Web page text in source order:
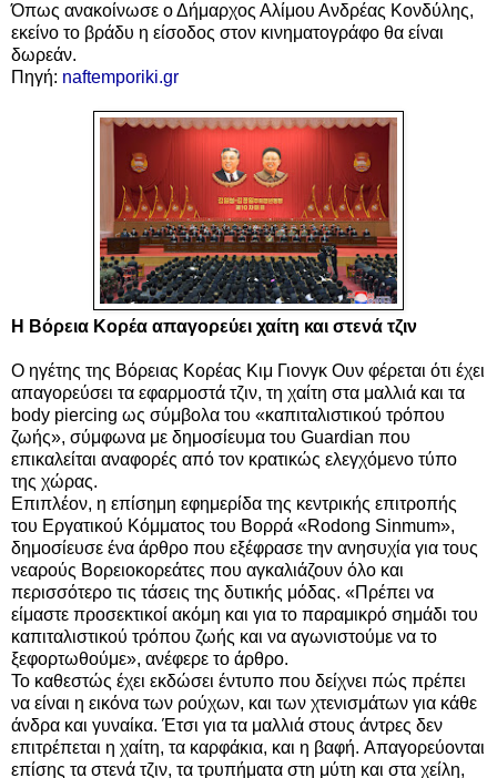
Όπως ανακοίνωσε ο Δήμαρχος Αλίμου Ανδρέας Κονδύλης,
εκείνο το βράδυ η είσοδος στον κινηματογράφο θα είναι
δωρεάν.
Πηγή: naftemporiki.gr
Η Βόρεια Κορέα απαγορεύει χαίτη και στενά τζιν
Ο ηγέτης της Βόρειας Κορέας Κιμ Γιονγκ Ουν φέρεται ότι έχει
απαγορεύσει τα εφαρμοστά τζιν, τη χαίτη στα μαλλιά και τα
body piercing ως σύμβολα του «καπιταλιστικού τρόπου
ζωής», σύμφωνα με δημοσίευμα του Guardian που
επικαλείται αναφορές από τον κρατικώς ελεγχόμενο τύπο
της χώρας.
Επιπλέον, η επίσημη εφημερίδα της κεντρικής επιτροπής
του Εργατικού Κόμματος του Βορρά «Rodong Sinmum»,
δημοσίευσε ένα άρθρο που εξέφρασε την ανησυχία για τους
νεαρούς Βορειοκορεάτες που αγκαλιάζουν όλο και
περισσότερο τις τάσεις της δυτικής μόδας. «Πρέπει να
είμαστε προσεκτικοί ακόμη και για το παραμικρό σημάδι του
καπιταλιστικού τρόπου ζωής και να αγωνιστούμε να το
ξεφορτωθούμε», ανέφερε το άρθρο.
Το καθεστώς έχει εκδώσει έντυπο που δείχνει πώς πρέπει
να είναι η εικόνα των ρούχων, και των χτενισμάτων για κάθε
άνδρα και γυναίκα. Έτσι για τα μαλλιά στους άντρες δεν
επιτρέπεται η χαίτη, τα καρφάκια, και η βαφή. Απαγορεύονται
επίσης τα στενά τζιν, τα τρυπήματα στη μύτη και στα χείλη,